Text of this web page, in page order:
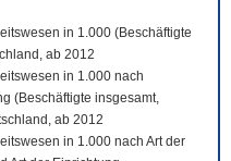
in 1.000 (Beschäftigte
ab 2012
in 1.000 nach
(Beschäftigte insgesamt,
ab 2012
in 1.000 nach Art der